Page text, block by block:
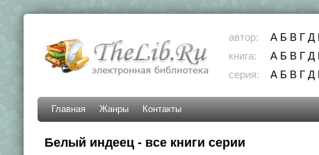
автор: А Б В Г Д
книга:
А Б В Г Д
серия:
А Б В Г Д
Главная Жанры Контакты
Белый индеец - все книги серии